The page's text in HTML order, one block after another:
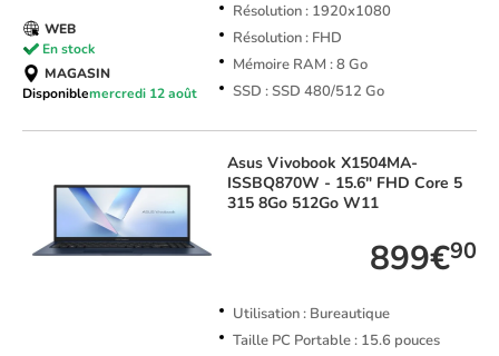
Résolution : 1920x1080
Résolution : FHD
Mémoire RAM : 8 Go
SSD : SSD 480/512 Go
WEB
En stock
MAGASIN
Disponiblemercredi 12 août
Asus Vivobook X1504MA-
ISSBQ870W - 15.6" FHD Core 5
315 8Go 512Go W11
899€90
Utilisation : Bureautique
Taille PC Portable : 15.6 pouces